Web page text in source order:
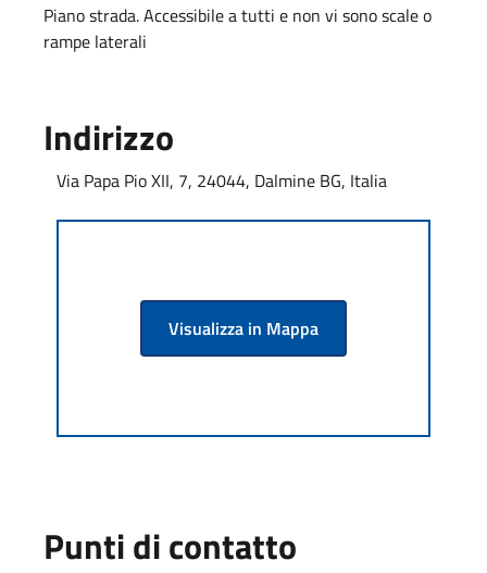
Piano strada. Accessibile a tutti e non vi sono scale o
rampe laterali
Indirizzo
Via Papa Pio XII, 7, 24044, Dalmine BG, Italia
Visualizza in Mappa
Punti di contatto